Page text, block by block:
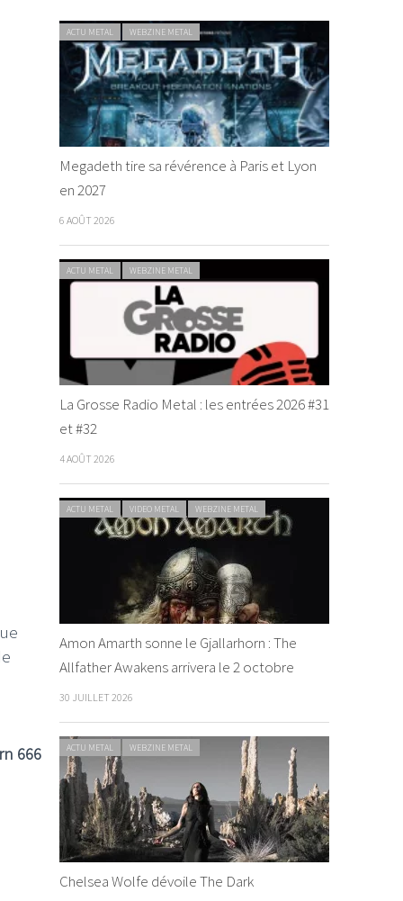
666
ACTU METAL WEBZINE METAL
Megadeth tire sa révérence à Paris et Lyon
en 2027
6 AOÛT 2026
ACTU METAL WEBZINE METAL
La Grosse Radio Metal : les entrées 2026 #31
et #32
4 AOÛT 2026
ACTU METAL VIDEO METAL WEBZINE METAL
Amon Amarth sonne le Gjallarhorn : The
Allfather Awakens arrivera le 2 octobre
30 JUILLET 2026
ACTU METAL WEBZINE METAL
Chelsea Wolfe dévoile The Dark